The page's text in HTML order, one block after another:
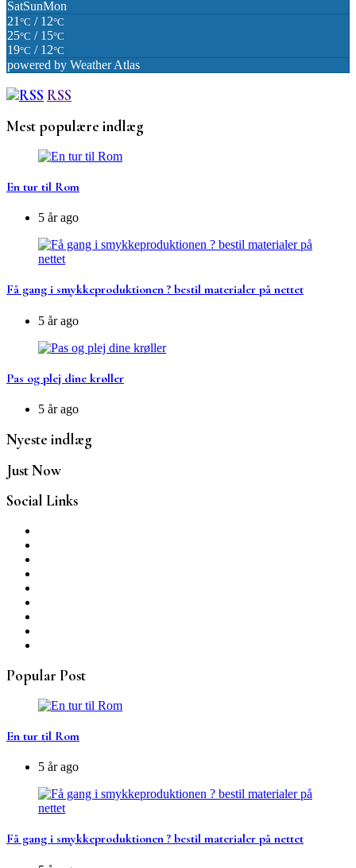
SatSunMon
21 °C / 12°C
25°C / 15°C
19°C / 12°C
powered by Weather Atlas
RSS
Mest populære indlæg
En tur til Rom
5 år ago
Få gang i smykkeproduktionen ? bestil materialer på nettet
5 år ago
Pas og plej dine krøller
5 år ago
Nyeste indlæg
Just Now
Social Links
Popular Post
En tur til Rom
5 år ago
Få gang i smykkeproduktionen ? bestil materialer på nettet